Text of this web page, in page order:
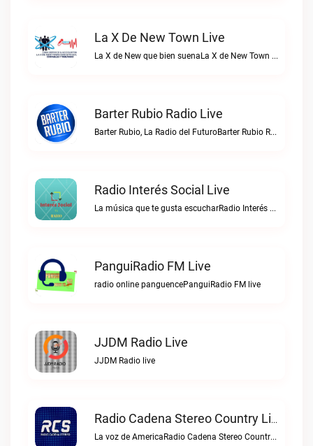
La X De New Town Live
La X de New que bien suenaLa X de New Town live
Barter Rubio Radio Live
Barter Rubio, La Radio del FuturoBarter Rubio Radio live
Radio Interés Social Live
La música que te gusta escucharRadio Interés Social live
PanguiRadio FM Live
radio online panguencePanguiRadio FM live
JJDM Radio Live
JJDM Radio live
Radio Cadena Stereo Country Live
La voz de AmericaRadio Cadena Stereo Country live